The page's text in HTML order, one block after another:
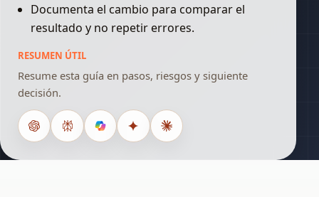
Documenta el cambio para comparar el
resultado y no repetir errores.
RESUMEN ÚTIL
Resume esta guía en pasos, riesgos y siguiente
decisión.